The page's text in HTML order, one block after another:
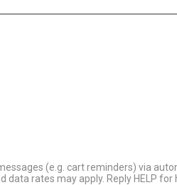
(e.g. cart reminders) via
rates may apply. Reply HELP for